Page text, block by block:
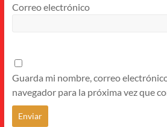
Correo electrónico
Guarda mi nombre, correo
navegador para la próxima vez que